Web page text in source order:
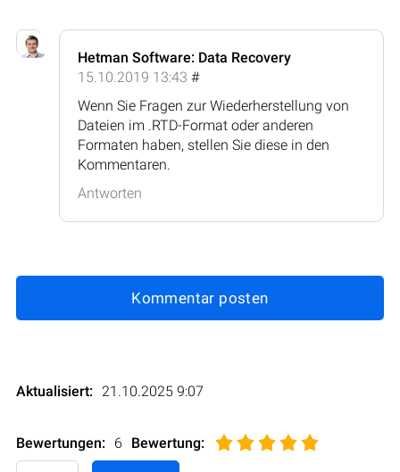
Hetman Software: Data Recovery
15.10.2019 13:43 #
Wenn Sie Fragen zur Wiederherstellung von
Dateien im .RTD-Format oder anderen
Formaten haben, stellen Sie diese in den
Kommentaren.
Antworten
Kommentar posten
Aktualisiert: 21.10.2025 9:07
Bewertungen: 6 Bewertung: